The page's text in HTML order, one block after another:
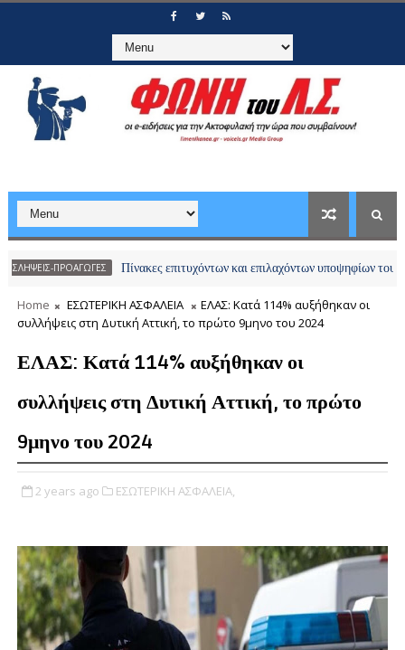
ΠΡΟΑΓΩΓΕΣ Πίνακες επιτυχόντων και επιλαχόντων υποψηφίων του
Home ΕΣΩΤΕΡΙΚΗ ΑΣΦΑΛΕΙΑ
ΕΛΑΣ: Κατά 114% αυξήθηκαν οι
συλλήψεις στη Δυτική Αττική, το πρώτο 9μηνο του 2024
ΕΛΑΣ: Κατά 114% αυξήθηκαν οι
συλλήψεις στη Δυτική Αττική, το πρώτο
9μηνο του 2024
2 years ago ΕΣΩΤΕΡΙΚΗ ΑΣΦΑΛΕΙΑ,